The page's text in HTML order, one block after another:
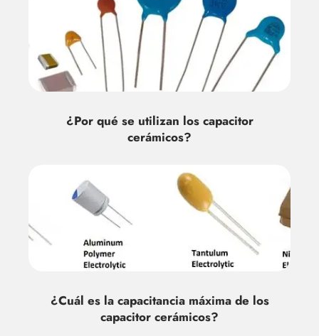
¿Por qué se utilizan los capacitor
cerámicos?
¿Cuál es la capacitancia máxima de los
capacitor cerámicos?